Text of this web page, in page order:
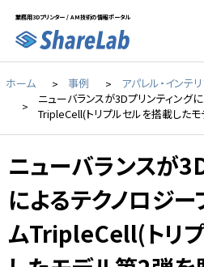
業務用3Dプリンター / AM技術の情報ポータル
ホーム 事例
アパレル・インテ
ニューバランスが3Dプリンティング
TripleCell(トリプルセルを搭載した
ニューバランスが
によるテクノロジー
ムTripleCell(トリ